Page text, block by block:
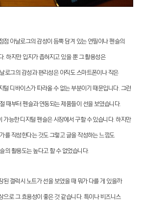
점 아날로그의 감성이 듬뿍 담겨 있는 연필이나 펜슬의
. 하지만 입지가 좁혀지고 있을 뿐 그 활용성은
로그의 감성과 편리성은 아직도 스마트폰이나 작은
털 디바이스가 따라올 수 없는 부분이기 때문입니다. 그런
때부터 펜슬과 연동되는 제품들이 선을 보였습니다.
가능한 디지털 펜슬은 시장에서 구할 수 있습니다. 하지만
를 작성한다는 것도 그렇고 글을 작성하는 느낌도
의 활용도는 높다고 할 수 없었습니다.
된 갤럭시 노트가 선을 보였을 때 뭐가 다를 게 있을까
으로 그 효용성이 좋은 것 같습니다. 특이나 비즈니스